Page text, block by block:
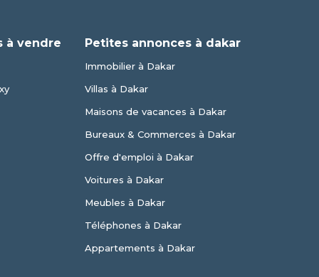
à vendre Petites annonces à dakar
Immobilier à Dakar
Villas à Dakar
Maisons de vacances à Dakar
Bureaux & Commerces à Dakar
Offre d'emploi à Dakar
Voitures à Dakar
Meubles à Dakar
Téléphones à Dakar
Appartements à Dakar